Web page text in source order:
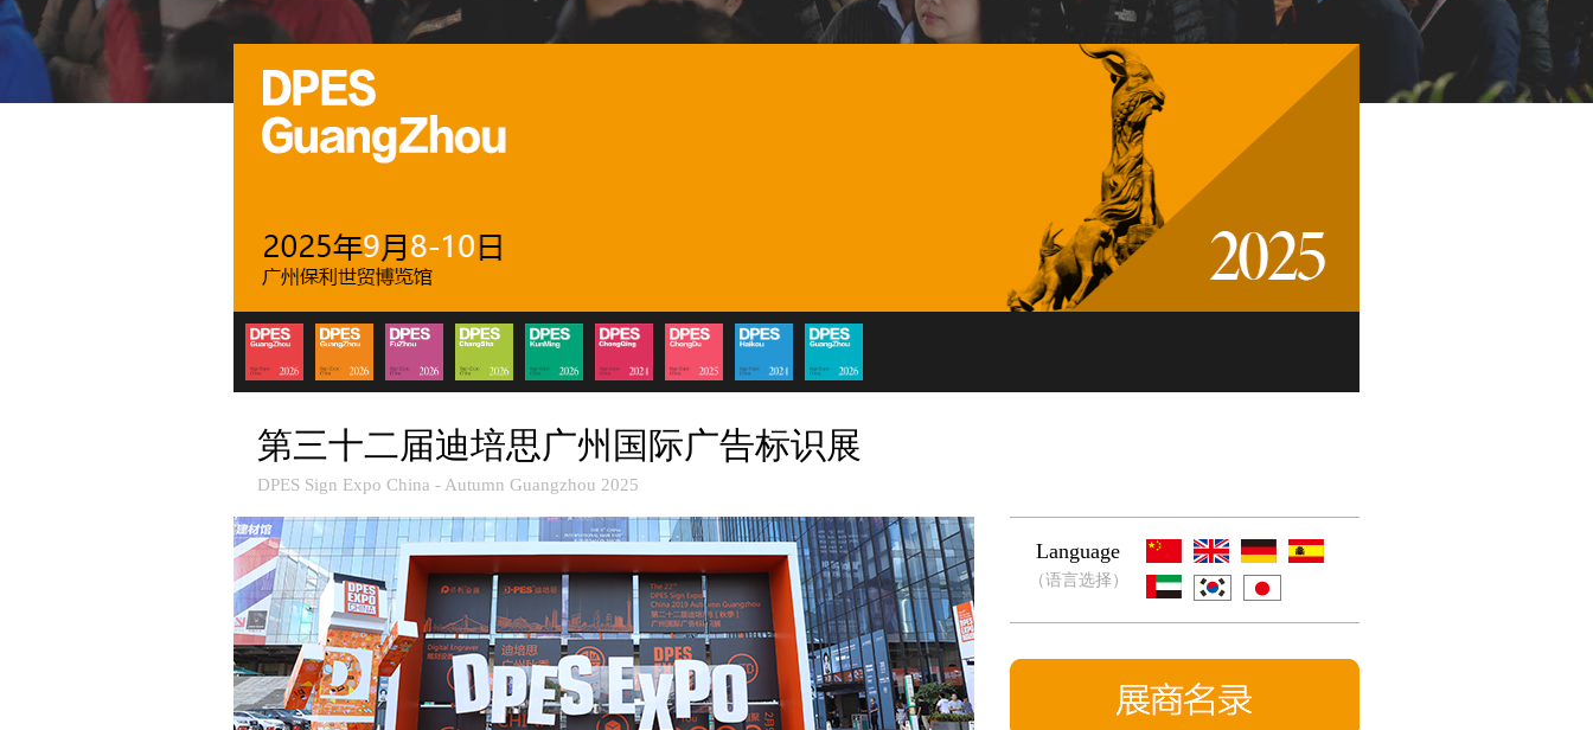
第三十二届迪培思广州国际广告标识展
DPES Sign Expo China - Autumn Guangzhou 2025
Language
（语言选择）